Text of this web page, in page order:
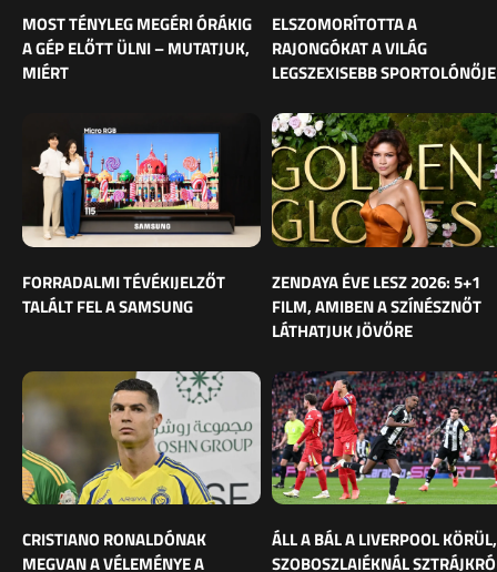
MOST TÉNYLEG MEGÉRI ÓRÁKIG
A GÉP ELŐTT ÜLNI – MUTATJUK,
MIÉRT
ELSZOMORÍTOTTA A
RAJONGÓKAT A VILÁG
LEGSZEXISEBB SPORTOLÓNŐJE
FORRADALMI TÉVÉKIJELZŐT
TALÁLT FEL A SAMSUNG
ZENDAYA ÉVE LESZ 2026: 5+1
FILM, AMIBEN A SZÍNÉSZNŐT
LÁTHATJUK JÖVŐRE
CRISTIANO RONALDÓNAK
MEGVAN A VÉLEMÉNYE A
ÁLL A BÁL A LIVERPOOL KÖRÜL,
SZOBOSZLAIÉKNÁL